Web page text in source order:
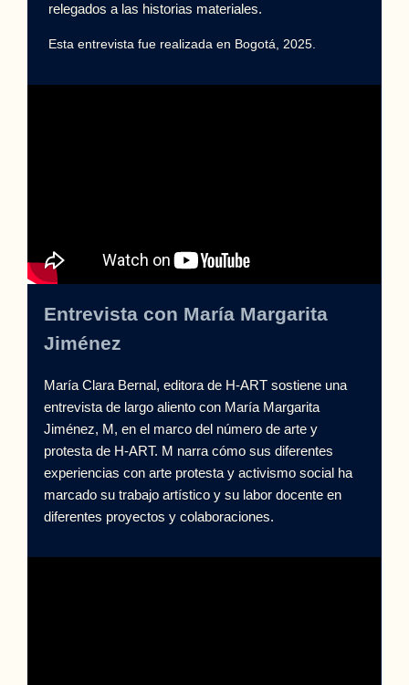
relegados a las historias materiales.
Esta entrevista fue realizada en Bogotá, 2025.
Entrevista con María Margarita
Jiménez
María Clara Bernal, editora de H-ART sostiene una
entrevista de largo aliento con María Margarita
Jiménez, M, en el marco del número de arte y
protesta de H-ART. M narra cómo sus diferentes
experiencias con arte protesta y activismo social ha
marcado su trabajo artístico y su labor docente en
diferentes proyectos y colaboraciones.